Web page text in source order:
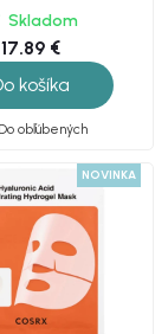
Skladom
17.89 €
košíka
Do obľúbených
NOVINKA